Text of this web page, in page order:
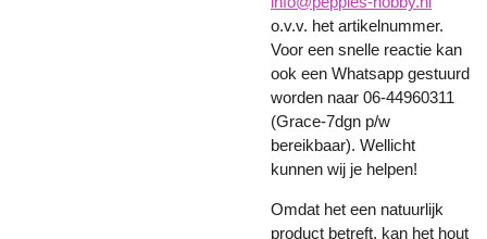
o.v.v. het artikelnummer.
Voor een snelle reactie kan
ook een Whatsapp gestuurd
worden naar 06-44960311
(Grace-7dgn p/w
bereikbaar). Wellicht
kunnen wij je helpen!
Omdat het een natuurlijk
product betreft, kan het hout